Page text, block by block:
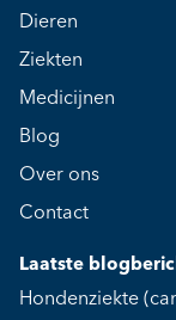
Dieren
Ziekten
Medicijnen
Blog
Over ons
Contact
Laatste
Hondenziekte